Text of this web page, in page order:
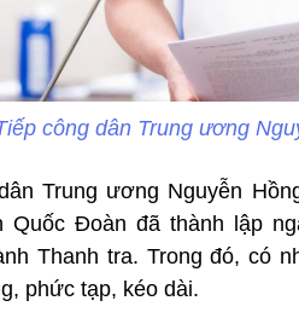
công dân Trung ương
Trung ương Nguyễn
Quốc Đoàn đã thành lập
Thanh tra. Trong đó, có
phức tạp, kéo dài.